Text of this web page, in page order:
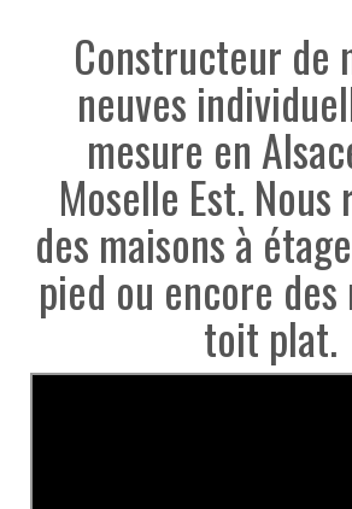
Constructeur de
neuves
mesure en
Moselle Est. Nous
des maisons à
pied ou encore des
toit plat.